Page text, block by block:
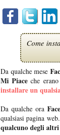
Come
Da qualche mese
Mi Piace che
installare un
Da qualche ora
qualsiasi pagina
qualcuno degli